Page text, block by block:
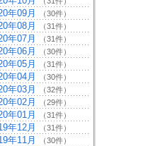
年09月 （30件）
年08月 （31件）
年07月 （31件）
年06月 （30件）
年05月 （31件）
年04月 （30件）
年03月 （32件）
年02月 （29件）
年01月 （31件）
年12月 （31件）
年11月 （30件）